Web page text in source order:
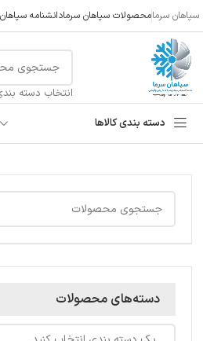
سپاهان سرمامحصولات سپاهان سرمادانشنامه
انتخاب دسته
دسته بندی کالاها
دسته‌های محصولات